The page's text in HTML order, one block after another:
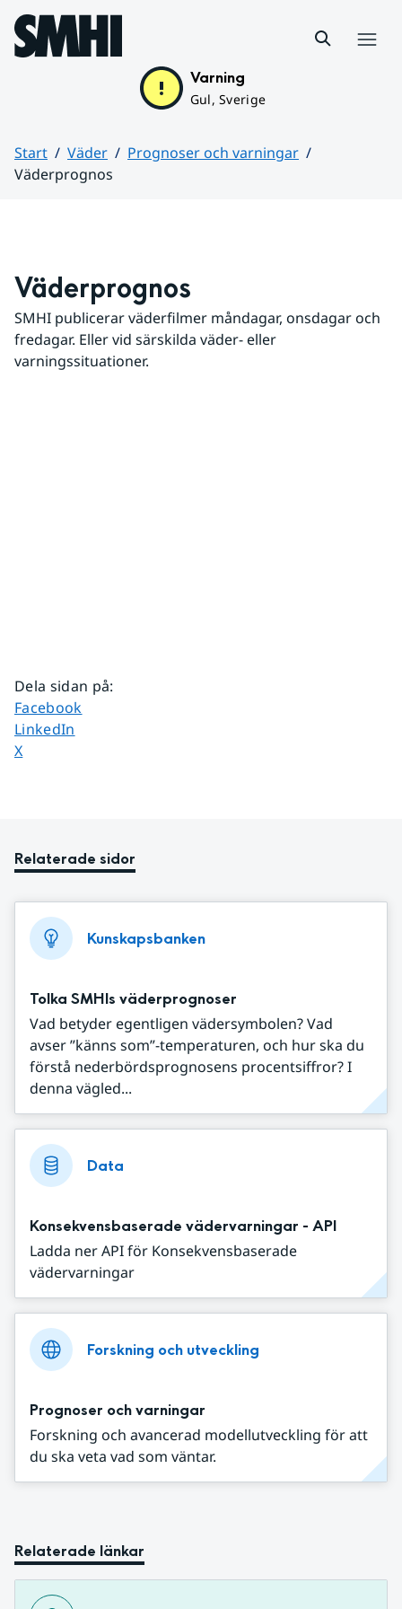
Hoppa till sidans innehåll
Varning
Gul, Sverige
Start Väder
Prognoser och varningar
Väderprognos
Väderprognos
SMHI publicerar väderfilmer måndagar, onsdagar och
fredagar. Eller vid särskilda väder- eller
varningssituationer.
Dela sidan på:
Dela sidan på
Facebook
Dela sidan på
LinkedIn
Dela sidan på
X
Relaterade sidor
Kunskapsbanken
Tolka SMHIs väderprognoser
Vad betyder egentligen vädersymbolen? Vad
avser ”känns som”-temperaturen, och hur ska du
förstå nederbördsprognosens procentsiffror? I
denna vägled...
Data
Konsekvensbaserade vädervarningar - API
Ladda ner API för Konsekvensbaserade
vädervarningar
Forskning och utveckling
Prognoser och varningar
Forskning och avancerad modellutveckling för att
du ska veta vad som väntar.
Relaterade länkar